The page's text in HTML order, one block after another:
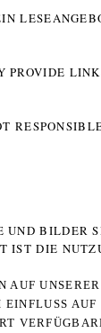
PROVIDE
UND BILDER
IST DIE
AUF
EINFLUSS